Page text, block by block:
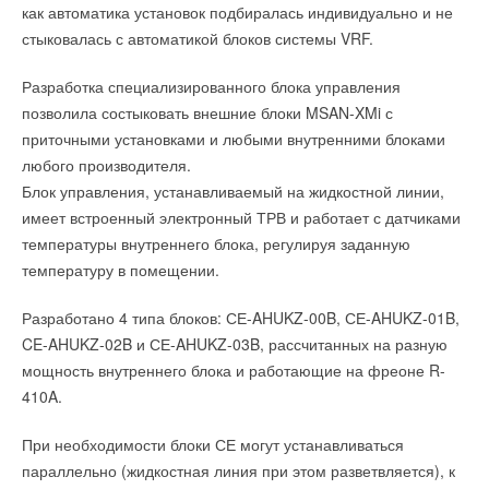
как автоматика установок подбиралась индивидуально и не
стыковалась с автоматикой блоков системы VRF.
Разработка специализированного блока управления
позволила состыковать внешние блоки MSAN-XMi с
приточными установками и любыми внутренними блоками
любого производителя.
Блок управления, устанавливаемый на жидкостной линии,
имеет встроенный электронный ТРВ и работает с датчиками
температуры внутреннего блока, регулируя заданную
температуру в помещении.
Разработано 4 типа блоков: СЕ-AHUKZ-00B, СЕ-AHUKZ-01B,
CE-AHUKZ-02B и СЕ-AHUKZ-03B, рассчитанных на разную
мощность внутреннего блока и работающие на фреоне R-
410A.
При необходимости блоки СЕ могут устанавливаться
параллельно (жидкостная линия при этом разветвляется), к
латунный гидроблок для увеличения срока службы котла.
управление Diematic Evolution с новым термостатом Smart
TC°.
Refill Technology'
Потребляйте меньше энергии используя тепло водяного
пара, который содержится в дымовых газах. Новое
регулирование Diematic Evolution гибко управляет работой
котла в зависимости от потребностей, модулирующая
газовая горелка усиливает преимущества эффекта
конденсации, при этом гарантируя слабые выбросы вредных
Читайте по теме:
начало!
НОВОСТИ СОК 17 ИЮЛЯ 2026
→
Премиальное решение с максимальной комплектацией:
Читайте в журнале СОК №12-2018:
Вход на выставку Aquatherm Moscow 2019 платный. Для
бесплатного посещения выставки используйте промокод
→ Аltoen Daewoo приглашает на выставку Aquatherm
НОВОСТИ СОК 18 ЯНВАРЯ 2018
Viessmann - ежегодный турнир по пейнтболу
НОВОСТИ СОК 10 ОКТЯБРЯ 2014
→ Российский коммунальный ресурс на исходе
Energy Regula в новом диаметре — DN400/350
НОВОСТИ СОК 7 АВГУСТА 2026
→
Гибридный тепловой насос PV/T с одним общим
НОВОСТИ СОК 5 АВГУСТА 2026
→
→
Китайская Shenling представила линейку тепловых
насосов «воздух-вода» на R290
НОВОСТИ СОК 4 АВГУСТА 2026